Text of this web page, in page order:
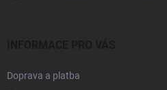
Doprava a platba